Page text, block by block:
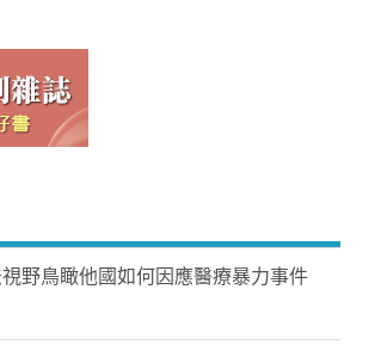
野鳥瞰他國如何因應醫療暴力事件